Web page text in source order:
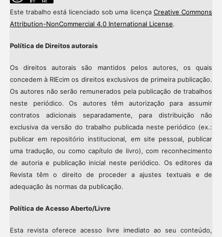
Este trabalho está licenciado sob uma licença Creative Commons
Attribution-NonCommercial 4.0 International License.
Política de Direitos autorais
Os direitos autorais são mantidos pelos autores, os quais
concedem à RIEcim os direitos exclusivos de primeira publicação.
Os autores não serão remunerados pela publicação de trabalhos
neste periódico. Os autores têm autorização para assumir
contratos adicionais separadamente, para distribuição não
exclusiva da versão do trabalho publicada neste periódico (ex.:
publicar em repositório institucional, em site pessoal, publicar
uma tradução, ou como capítulo de livro), com reconhecimento
de autoria e publicação inicial neste periódico. Os editores da
Revista têm o direito de proceder a ajustes textuais e de
adequação às normas da publicação.
Política de Acesso Aberto/Livre
Esta revista oferece acesso livre imediato ao seu conteúdo,